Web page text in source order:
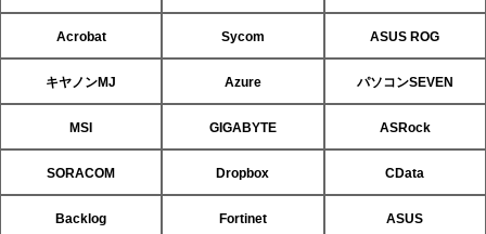
Acrobat Sycom ASUS ROG
キヤノンMJ Azure パソコンSEVEN
MSI GIGABYTE ASRock
SORACOM Dropbox CData
Backlog Fortinet ASUS